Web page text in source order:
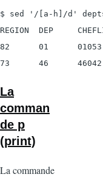
$ sed '/[a-h]/d'
REGION  DEP
82      01
73      46
La
comman
de p
(print)
La commande